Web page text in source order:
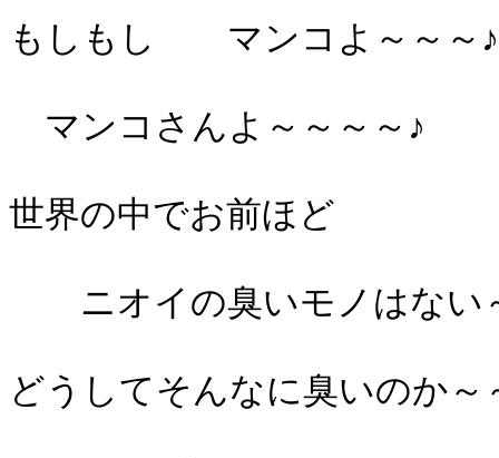
もしもし マンコよ～～～♪
マンコさんよ～～～～♪
世界の中でお前ほど
ニオイの臭いモノはない
どうしてそんなに臭いのか～